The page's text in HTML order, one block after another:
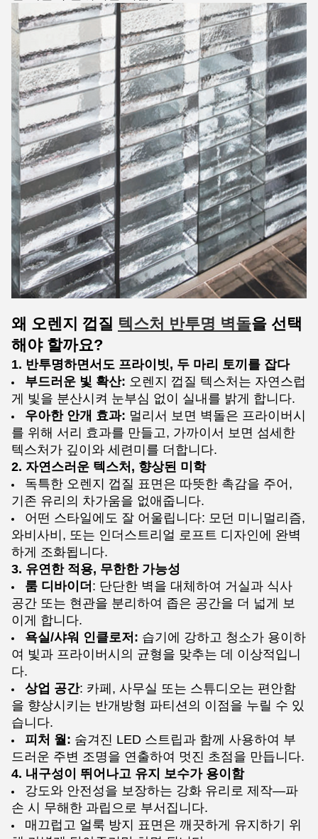
왜 오렌지 껍질 텍스처 반투명 벽돌을 선택
해야 할까요?
1. 반투명하면서도 프라이빗, 두 마리 토끼를 잡다
부드러운 빛 확산: 오렌지 껍질 텍스처는 자연스럽
게 빛을 분산시켜 눈부심 없이 실내를 밝게 합니다.
우아한 안개 효과: 멀리서 보면 벽돌은 프라이버시
를 위해 서리 효과를 만들고, 가까이서 보면 섬세한
텍스처가 깊이와 세련미를 더합니다.
2. 자연스러운 텍스처, 향상된 미학
독특한 오렌지 껍질 표면은 따뜻한 촉감을 주어,
기존 유리의 차가움을 없애줍니다.
어떤 스타일에도 잘 어울립니다: 모던 미니멀리즘,
와비사비, 또는 인더스트리얼 로프트 디자인에 완벽
하게 조화됩니다.
3. 유연한 적용, 무한한 가능성
룸 디바이더 : 단단한 벽을 대체하여 거실과 식사
공간 또는 현관을 분리하여 좁은 공간을 더 넓게 보
이게 합니다.
욕실/샤워 인클로저: 습기에 강하고 청소가 용이하
여 빛과 프라이버시의 균형을 맞추는 데 이상적입니
다.
상업 공간: 카페, 사무실 또는 스튜디오는 편안함
을 향상시키는 반개방형 파티션의 이점을 누릴 수 있
습니다.
피처 월: 숨겨진 LED 스트립과 함께 사용하여 부
드러운 주변 조명을 연출하여 멋진 초점을 만듭니다.
4. 내구성이 뛰어나고 유지 보수가 용이함
강도와 안전성을 보장하는 강화 유리로 제작—파
손 시 무해한 과립으로 부서집니다.
매끄럽고 얼룩 방지 표면은 깨끗하게 유지하기 위